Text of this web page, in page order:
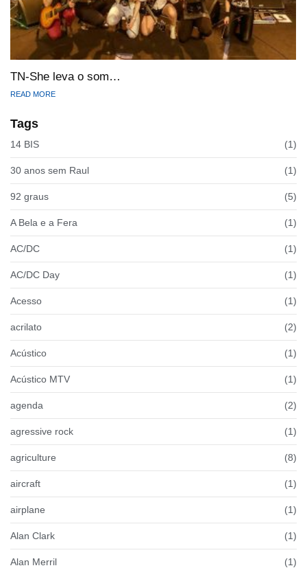
TN-She leva o som…
READ MORE
Tags
14 BIS (1)
30 anos sem Raul (1)
92 graus (5)
A Bela e a Fera (1)
AC/DC (1)
AC/DC Day (1)
Acesso (1)
acrilato (2)
Acústico (1)
Acústico MTV (1)
agenda (2)
agressive rock (1)
agriculture (8)
aircraft (1)
airplane (1)
Alan Clark (1)
Alan Merril (1)